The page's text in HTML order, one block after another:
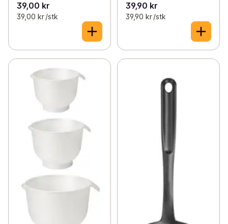
39,00 kr
39,00 kr /stk
39,90 kr
39,90 kr /stk